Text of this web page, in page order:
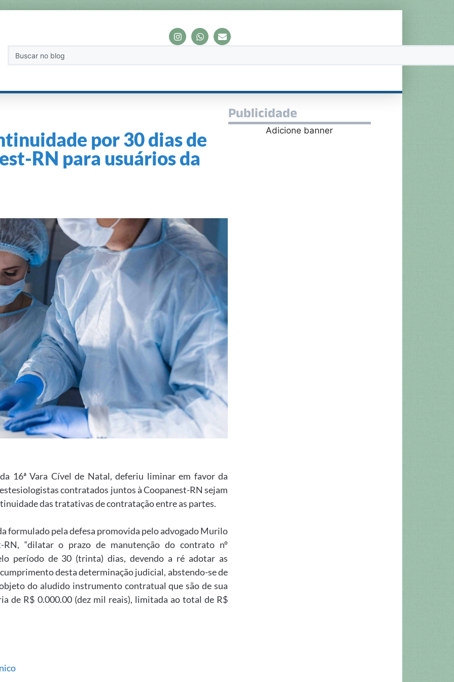
por 30 dias de
RN para usuários da
16ª Vara Cível de Natal, deferiu liminar em favor da
contratados juntos à Coopanest-RN sejam
das tratativas de contratação entre as partes.
formulado pela defesa promovida pelo advogado Murilo
“dilatar o prazo de manutenção do contrato nº
período de 30 (trinta) dias, devendo a ré adotar as
desta determinação judicial, abstendo-se de
do aludido instrumento contratual que são de sua
de R$ 0.000.00 (dez mil reais), limitada ao total de R$
Publicidade
Adicione banner